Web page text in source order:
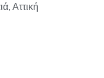
Αττική